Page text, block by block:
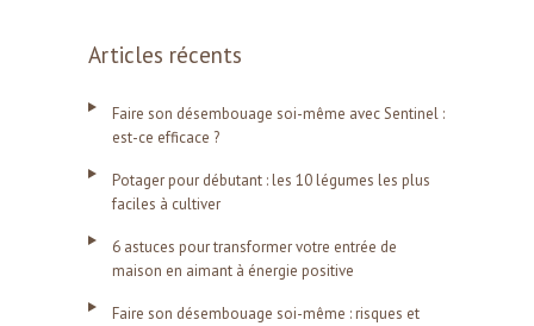
Articles récents
Faire son désembouage soi-même avec Sentinel :
est-ce efficace ?
Potager pour débutant : les 10 légumes les plus
faciles à cultiver
6 astuces pour transformer votre entrée de
maison en aimant à énergie positive
Faire son désembouage soi-même : risques et